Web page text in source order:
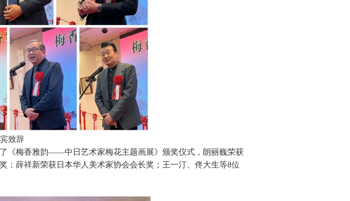
致辞
《梅香雅韵——中日艺术家梅花主题画展》颁奖仪式，朗丽巍荣获
；薛祥新荣获日本华人美术家协会会长奖；王一汀、佟大生等8位